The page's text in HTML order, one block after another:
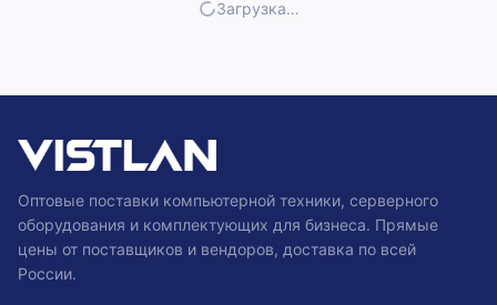
Оптовые поставки компьютерной техники, серверного
оборудования и комплектующих для бизнеса. Прямые
цены от поставщиков и вендоров, доставка по всей
России.